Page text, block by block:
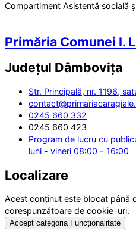
Compartiment Asistență socială
Primăria Comunei I.
Județul Dâmbovița
Str. Principală, nr. 1196,
0245 660 332
0245 660 423
Program de lucru cu
luni - vineri 08:00 - 16:00
Localizare
Acest conținut este blocat până
corespunzătoare de cookie-uri.
Accept categoria Funcționalitate